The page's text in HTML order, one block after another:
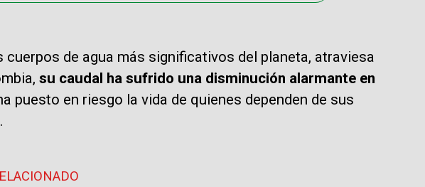
cuerpos de agua más significativos del planeta, atraviesa
su caudal ha sufrido una disminución alarmante en
puesto en riesgo la vida de quienes dependen de sus